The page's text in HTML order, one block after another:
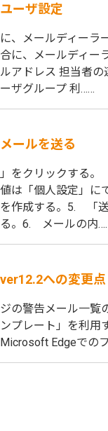
ユーザ設定
に、メールディーラ
合に、メールディー
ルアドレス 担当者
ーザグループ 利……
メールを送る
」をクリックする
値は「個人設定」に
を作成する。5. 「
る。6. メールの内
ver12.2への変更点
ジの警告メール一覧
ンプレート」を利用
Microsoft Edgeでの